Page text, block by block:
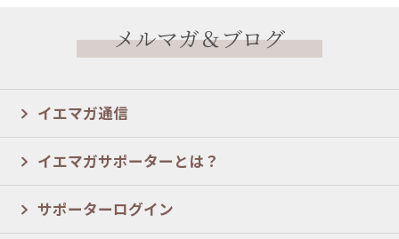
メルマガ＆ブログ
イエマガ通信
イエマガサポーターとは？
サポーターログイン